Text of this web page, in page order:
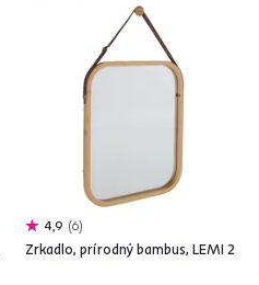
4,9 6
Zrkadlo, prírodný bambus, LEMI 2